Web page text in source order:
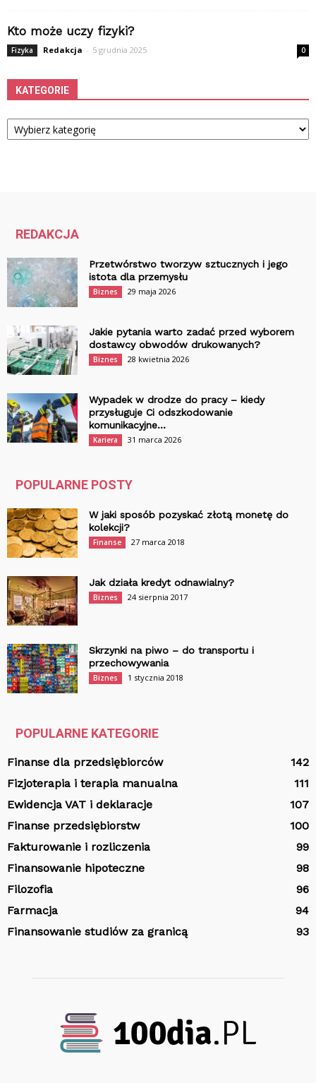
Kto może uczy fizyki?
Fizyka Redakcja - 5 grudnia 2025 0
KATEGORIE
Kategorie
REDAKCJA
Przetwórstwo tworzyw sztucznych i jego
istota dla przemysłu
Biznes 29 maja 2026
Jakie pytania warto zadać przed wyborem
dostawcy obwodów drukowanych?
Biznes 28 kwietnia 2026
Wypadek w drodze do pracy – kiedy
przysługuje Ci odszkodowanie
komunikacyjne...
Kariera 31 marca 2026
POPULARNE POSTY
W jaki sposób pozyskać złotą monetę do
kolekcji?
Finanse 27 marca 2018
Jak działa kredyt odnawialny?
Biznes 24 sierpnia 2017
Skrzynki na piwo – do transportu i
przechowywania
Biznes 1 stycznia 2018
POPULARNE KATEGORIE
Finanse dla przedsiębiorców
142
Fizjoterapia i terapia manualna
111
Ewidencja VAT i deklaracje
107
Finanse przedsiębiorstw
100
Fakturowanie i rozliczenia
99
Finansowanie hipoteczne
98
Filozofia
96
Farmacja
94
Finansowanie studiów za granicą
93